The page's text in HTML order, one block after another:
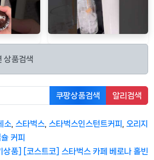
상품검색
쿠팡상품검색 알리검색
소 스타벅스 스타벅스인스턴트커피
오리지
커피
상품] [코스트코] 스타벅스 카페 베로나 홀빈